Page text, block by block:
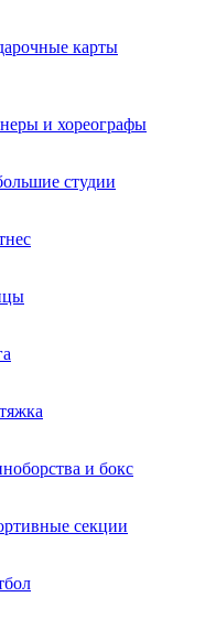
карты
и хореографы
студии
и бокс
секции